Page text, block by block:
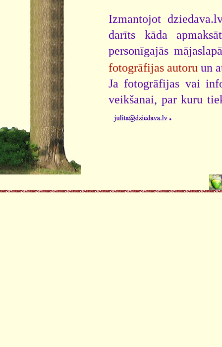
Izmantojot
darīts kāda
personīgajās
fotogrāfijas autoru un
Ja fotogrāfijas vai
veikšanai, par kuru
.